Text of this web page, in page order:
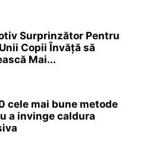
Surprinzător Pentru
Copii Învăță să
Mai...
cele mai bune metode
a invinge caldura